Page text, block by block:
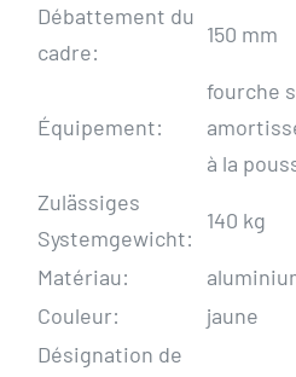
Débattement du
cadre:
150 mm
Équipement:
fourche
à la
Zulässiges
Systemgewicht:
140 kg
Matériau:
Couleur:
jaune
Désignation de